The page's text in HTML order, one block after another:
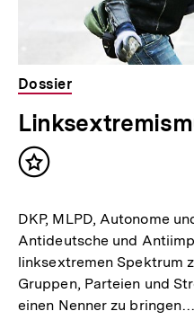
Dossier
Inhalt
DKP, MLPD, Autonome
Antideutsche und
linksextremen Spektrum
Gruppen, Parteien und
einen Nenner zu bringen…